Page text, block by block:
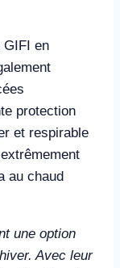
GIFI en
protection
et respirable
au chaud
une option
Avec leur